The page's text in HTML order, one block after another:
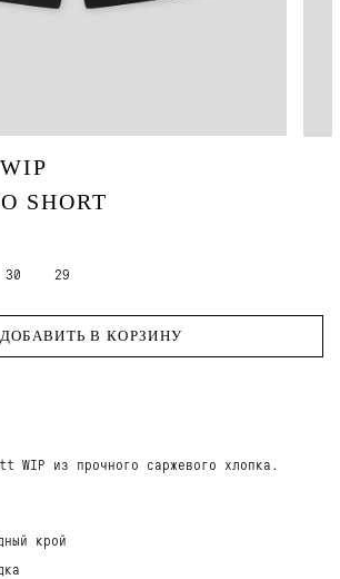
SHORT
30 29
ДОБАВИТЬ В КОРЗИНУ
WIP из прочного саржевого хлопка.
крой